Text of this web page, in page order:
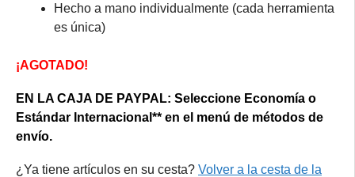
Hecho a mano individualmente (cada herramienta
es única)
¡AGOTADO!
EN LA CAJA DE PAYPAL: Seleccione Economía o
Estándar Internacional** en el menú de métodos de
envío.
¿Ya tiene artículos en su cesta? Volver a la cesta de la